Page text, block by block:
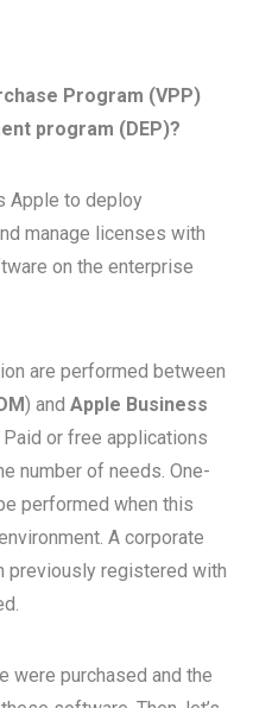
Program (VPP)
program (DEP)?
Apple to deploy
manage licenses with
on the enterprise
are performed between
) and Apple Business
or free applications
number of needs. One-
performed when this
A corporate
previously registered with
were purchased and the